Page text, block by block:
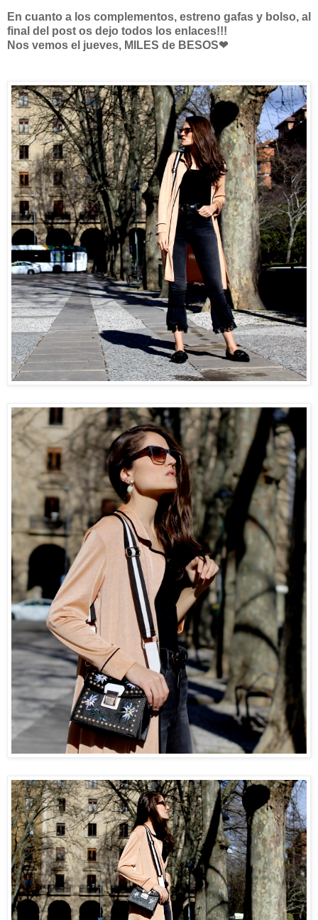
En cuanto a los complementos, estreno gafas y bolso, al
final del post os dejo todos los enlaces!!!
Nos vemos el jueves, MILES de BESOS❤